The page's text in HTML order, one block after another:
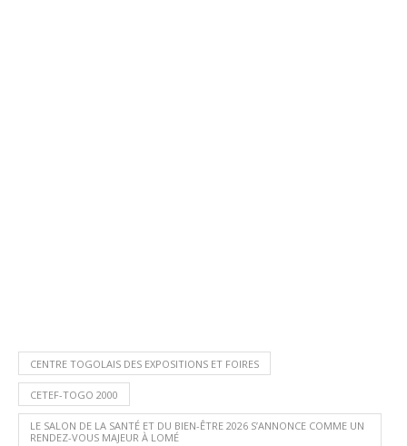
CENTRE TOGOLAIS DES EXPOSITIONS ET FOIRES
CETEF-TOGO 2000
LE SALON DE LA SANTÉ ET DU BIEN-ÊTRE 2026 S’ANNONCE COMME UN
RENDEZ-VOUS MAJEUR À LOMÉ